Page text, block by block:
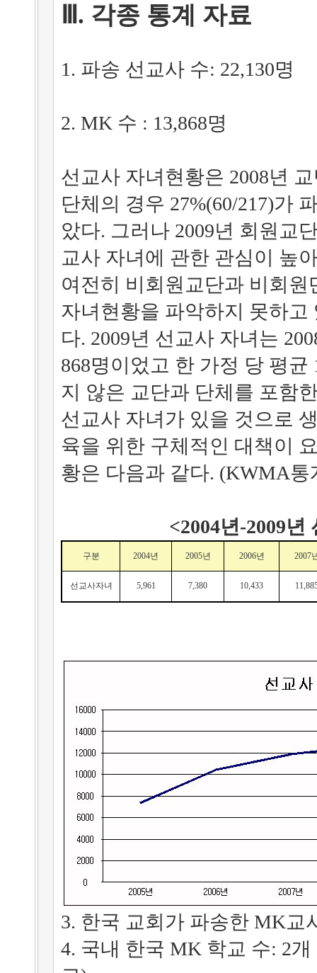
Ⅲ. 각종 통계 자료
1. 파송 선교사 수: 22,130명
2. MK 수 : 13,868명
선교사 자녀현황은 2008년
단체의 경우 27%(60/217)가
았다. 그러나 2009년 회원교
교사 자녀에 관한 관심이 높
여전히 비회원교단과 비회
자녀현황을 파악하지 못하
다. 2009년 선교사 자녀는
868명이었고 한 가정 당 평
지 않은 교단과 단체를 포함
선교사 자녀가 있을 것으로
육을 위한 구체적인 대책이
황은 다음과 같다. (KWMA통
<2004년-2009
구분 2004년 2005년 2006년 2007
선교사자녀 5,961 7,380 10,433
3. 한국 교회가 파송한 MK교
4. 국내 한국 MK 학교 수: 2